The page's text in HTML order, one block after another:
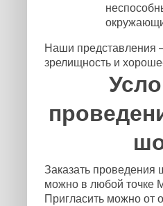
Наши представления
зрелищность и
Заказать
можно в любой точке
Пригласить можно от